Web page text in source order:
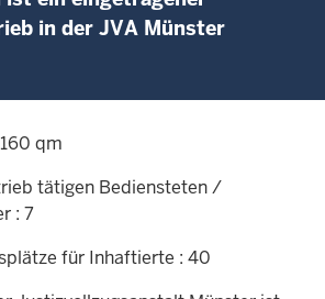
in der JVA Münster
qm
tätigen Bediensteten /
: 7
für Inhaftierte : 40